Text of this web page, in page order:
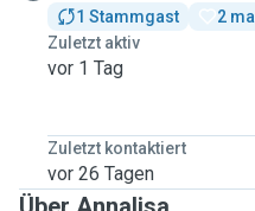
1 Stammgast
2
Zuletzt aktiv
vor 1 Tag
Zuletzt kontaktiert
vor 26 Tagen